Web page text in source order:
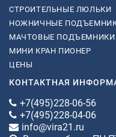
СТРОИТЕЛЬНЫЕ ЛЮЛЬКИ
НОЖНИЧНЫЕ
МАЧТОВЫЕ ПОДЪЕМНИКИ
МИНИ КРАН ПИОНЕР
ЦЕНЫ
КОНТАКТНАЯ
+7(495)228-06-56
+7(495)228-04-06
info@vira21.ru